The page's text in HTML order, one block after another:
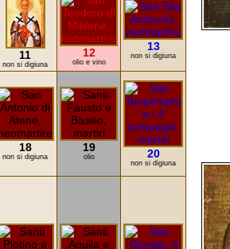
11
non si digiuna
12
olio e vino
13
non si digiuna
18
non si digiuna
19
olio 20
non si digiuna